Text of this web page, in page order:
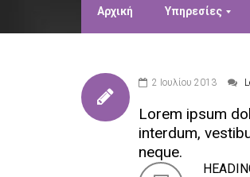
Αρχική Υπηρεσίες
2 Ιουλίου 2013
Lorem ipsum
interdum,
neque.